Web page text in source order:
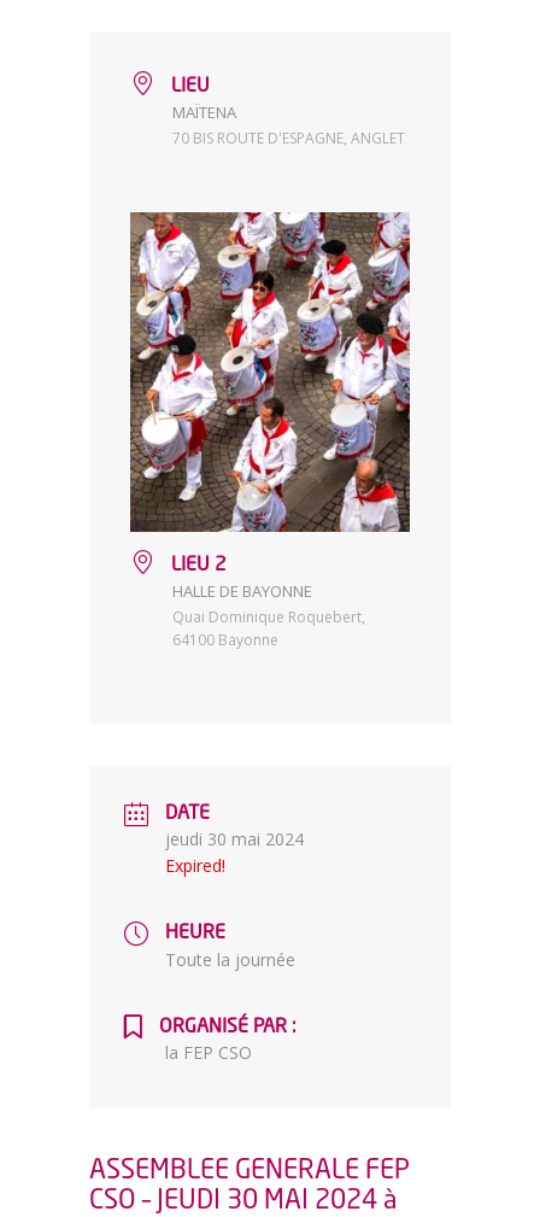
LIEU
MAÏTENA
70 BIS ROUTE D'ESPAGNE, ANGLET
LIEU 2
HALLE DE BAYONNE
Quai Dominique Roquebert,
64100 Bayonne
DATE
jeudi 30 mai 2024
Expired!
HEURE
Toute la journée
ORGANISÉ PAR :
la FEP CSO
ASSEMBLEE GENERALE FEP
CSO – JEUDI 30 MAI 2024 à